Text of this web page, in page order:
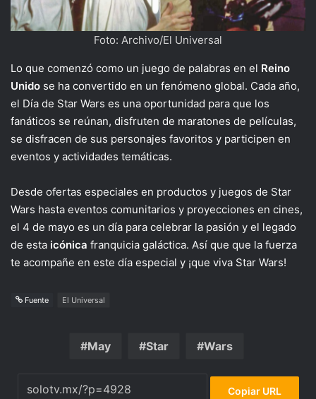
Foto: Archivo/El Universal
Lo que comenzó como un juego de palabras en el Reino
Unido se ha convertido en un fenómeno global. Cada año,
el Día de Star Wars es una oportunidad para que los
fanáticos se reúnan, disfruten de maratones de películas,
se disfracen de sus personajes favoritos y participen en
eventos y actividades temáticas.
Desde ofertas especiales en productos y juegos de Star
Wars hasta eventos comunitarios y proyecciones en cines,
el 4 de mayo es un día para celebrar la pasión y el legado
de esta icónica franquicia galáctica. Así que que la fuerza
te acompañe en este día especial y ¡que viva Star Wars!
Fuente El Universal
May Star Wars
Copiar URL